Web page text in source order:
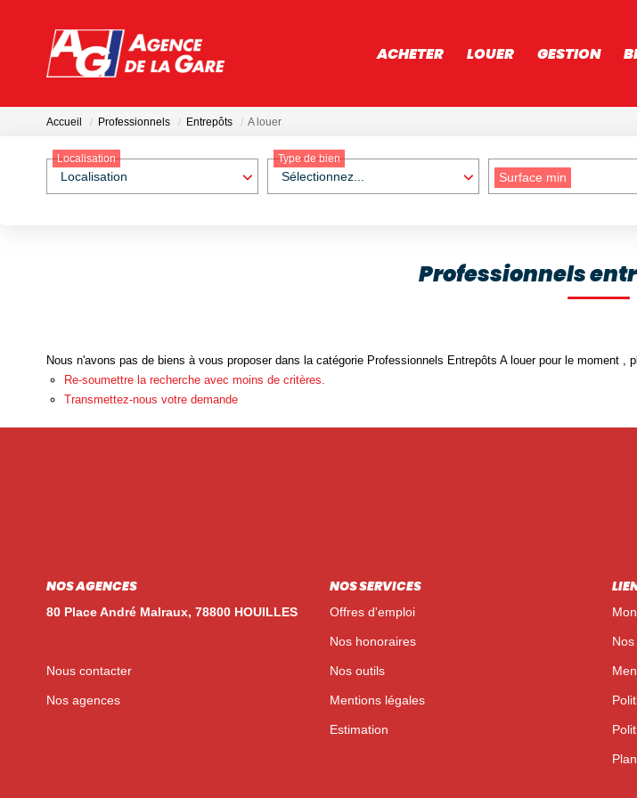
ACHETER LOUER GESTION
Accueil Professionnels Entrepôts A louer
Localisation
Localisation
Sélectionnez...
Type de bien
Surface min
Professionnels
Nous n'avons pas de biens à vous proposer dans la catégorie Professionnels Entrepôts A louer pour le moment ,
Re-soumettre la recherche avec moins de critères.
Transmettez-nous votre demande
NOS AGENCES
80 Place André Malraux, 78800 HOUILLES
Nous contacter
Nos agences
NOS SERVICES
Offres d'emploi
Nos honoraires
Nos outils
Mentions légales
Estimation